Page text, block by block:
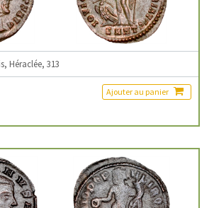
Héraclée, 313
Ajouter au panier